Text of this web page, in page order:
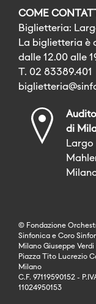
COME
Biglietteria:
La biglietteria è
dalle 12.00 alle
T. 02 83389.401
di
Largo
© Fondazione
Sinfonica e Coro
Milano Giuseppe Verdi
Piazza Tito Lucrezio
Milano
C.F. 97119590152 -
11024950153